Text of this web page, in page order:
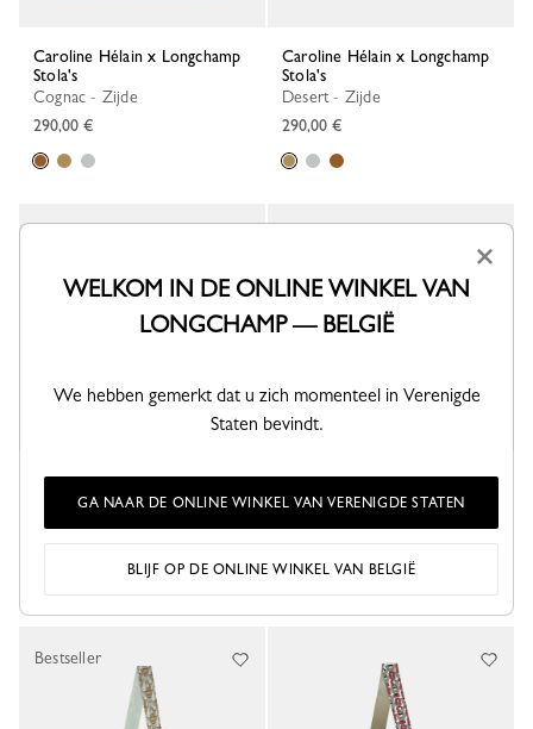
Caroline Hélain x Longchamp
Stola's
Cognac - Zijde
290,00 €
Caroline Hélain x Longchamp
Stola's
Desert - Zijde
290,00 €
Caroline Hélain x Longchamp
Stola's
Allure Fauve Stola's
Black/Beige - Modal
190,00 €
Bestseller
×
WELKOM IN DE ONLINE WINKEL VAN
LONGCHAMP — BELGIË
We hebben gemerkt dat u zich momenteel in Verenigde
Staten bevindt.
GA NAAR DE ONLINE WINKEL VAN VERENIGDE STATEN
BLIJF OP DE ONLINE WINKEL VAN BELGIË